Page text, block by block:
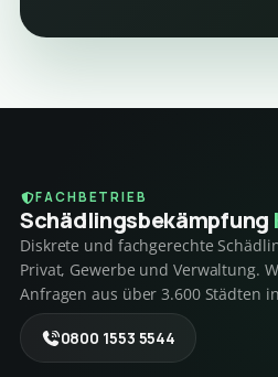
FACHBETRIEB
Schädlings­bekämpfung
Diskrete und fachgerechte
Privat, Gewerbe und Verwaltung.
Anfragen aus über 3.600 Städten
0800 1553 5544